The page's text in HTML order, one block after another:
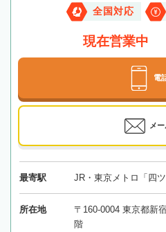
全国対応
現在営業中
電
メ
最寄駅 JR・東京メトロ「四
所在地
〒160-0004 東京都新
階